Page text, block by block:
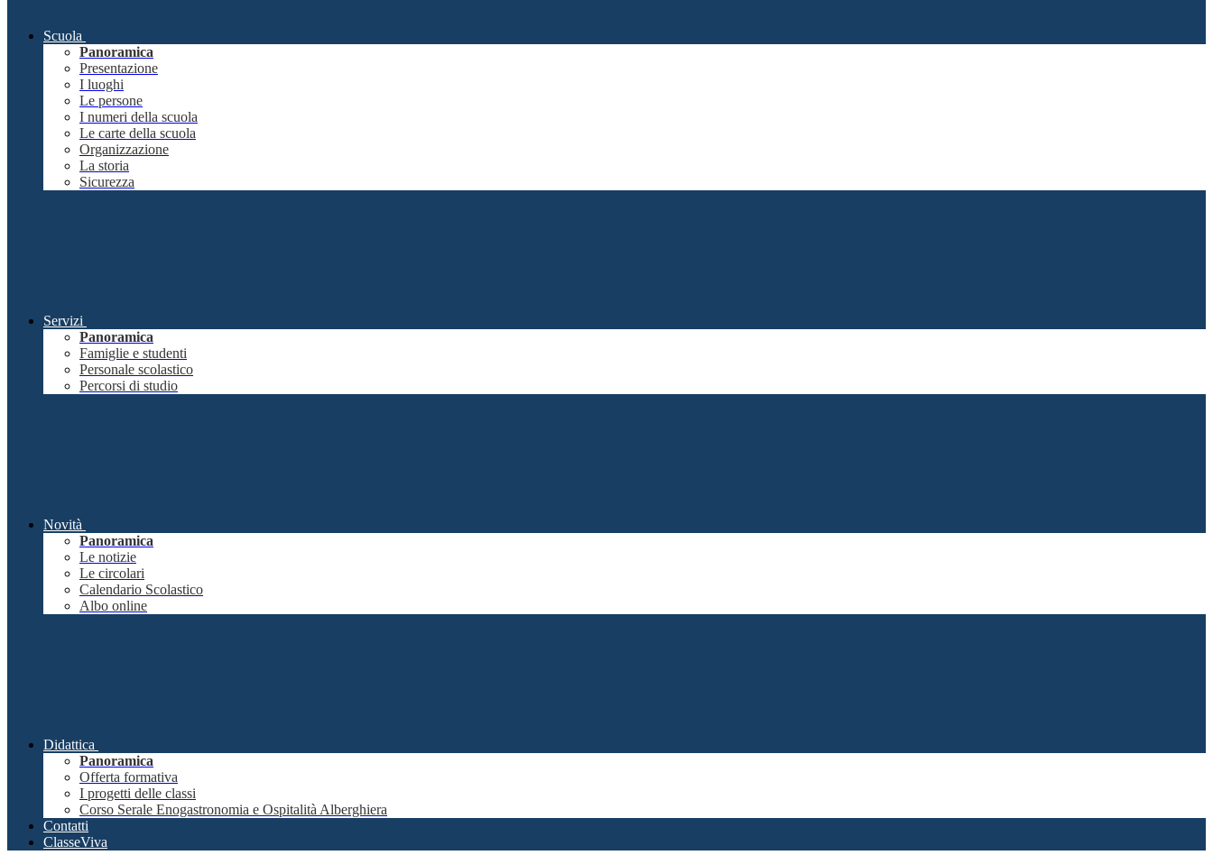
Scuola
Panoramica
Presentazione
I luoghi
Le persone
I numeri della scuola
Le carte della scuola
Organizzazione
La storia
Sicurezza
Servizi
Panoramica
Famiglie e studenti
Personale scolastico
Percorsi di studio
Novità
Panoramica
Le notizie
Le circolari
Calendario Scolastico
Albo online
Didattica
Panoramica
Offerta formativa
I progetti delle classi
Corso Serale Enogastronomia e Ospitalità Alberghiera
Contatti
ClasseViva